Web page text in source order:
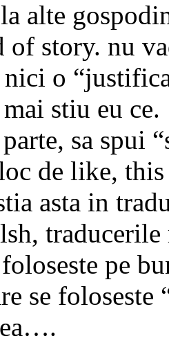
alte
of story. nu
o
stiu eu ce.
sa spui
de like,
asta in
traducerile
pe
se foloseste